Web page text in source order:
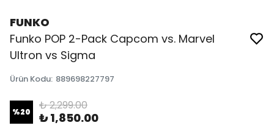
FUNKO
Funko POP 2-Pack Capcom vs. Marvel
Ultron vs Sigma
Ürün Kodu: 889698227797
%20 ₺ 2,299.00
₺ 1,850.00